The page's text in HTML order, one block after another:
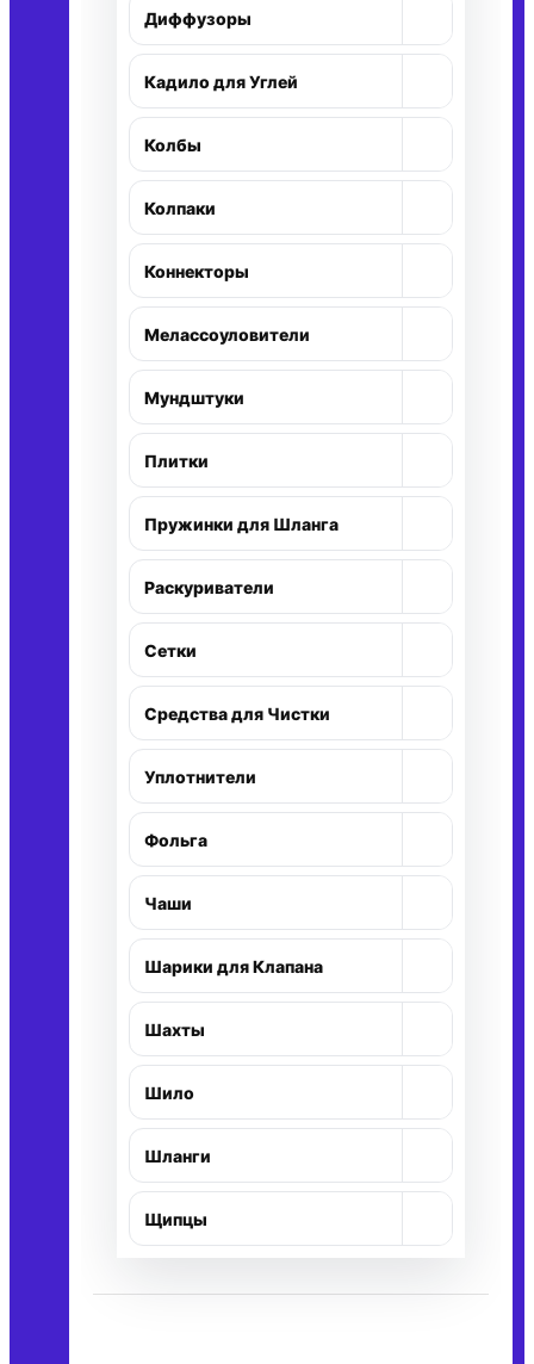
Диффузоры
Кадило для Углей
Колбы
Колпаки
Коннекторы
Мелассоуловители
Мундштуки
Плитки
Пружинки для Шланга
Раскуриватели
Сетки
Средства для Чистки
Уплотнители
Фольга
Чаши
Шарики для Клапана
Шахты
Шило
Шланги
Щипцы